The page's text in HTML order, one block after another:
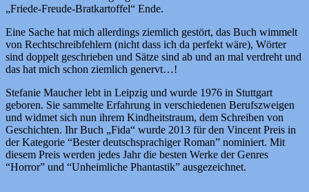
„Friede-Freude-Bratkartoffel“ Ende.
Eine Sache hat mich allerdings ziemlich gestört, das Buch wimmelt
von Rechtschreibfehlern (nicht dass ich da perfekt wäre), Wörter
sind doppelt geschrieben und Sätze sind ab und an mal verdreht und
das hat mich schon ziemlich genervt…!
Stefanie Maucher lebt in Leipzig und wurde 1976 in Stuttgart
geboren. Sie sammelte Erfahrung in verschiedenen Berufszweigen
und widmet sich nun ihrem Kindheitstraum, dem Schreiben von
Geschichten. Ihr Buch „Fida“ wurde 2013 für den Vincent Preis in
der Kategorie “Bester deutschsprachiger Roman” nominiert. Mit
diesem Preis werden jedes Jahr die besten Werke der Genres
“Horror” und “Unheimliche Phantastik” ausgezeichnet.